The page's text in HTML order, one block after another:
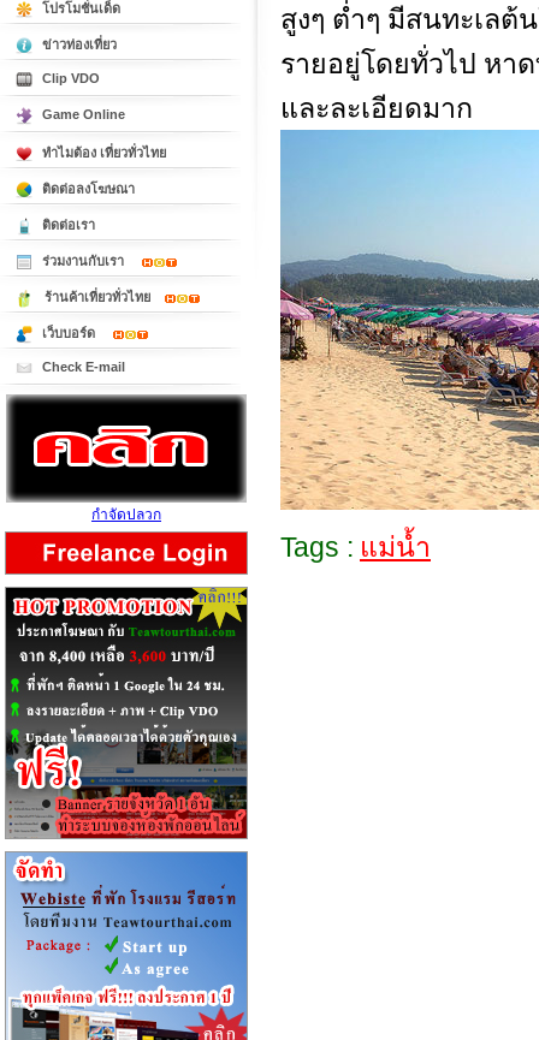
สูงๆ ต่ำๆ มีสนทะเลต้
รายอยู่โดยทั่วไป หา
และละเอียดมาก
Tags : แม่น้ำ
โปรโมชั่นเด็ด
ข่าวท่องเที่ยว
Clip VDO
Game Online
ทำไมต้อง เที่ยวทั่วไทย
ติดต่อลงโฆษณา
ติดต่อเรา
ร่วมงานกับเรา
ร้านค้าเที่ยวทั่วไทย
เว็บบอร์ด
Check E-mail
กำจัดปลวก